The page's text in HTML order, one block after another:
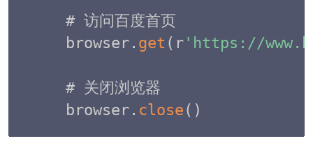
# 访问百度首页
browser. get ( r'https://
# 关闭浏览器
browser. close ( )